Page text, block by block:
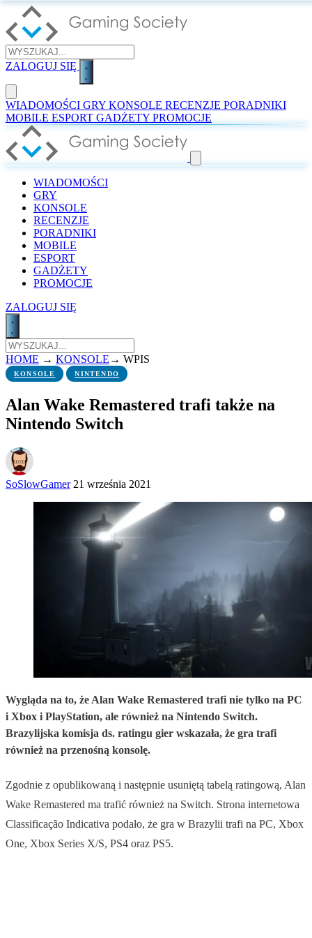
ZALOGUJ SIĘ
WIADOMOŚCI GRY KONSOLE RECENZJE PORADNIKI
MOBILE ESPORT GADŻETY PROMOCJE
WIADOMOŚCI
GRY
KONSOLE
RECENZJE
PORADNIKI
MOBILE
ESPORT
GADŻETY
PROMOCJE
ZALOGUJ SIĘ
HOME → KONSOLE → WPIS
KONSOLE NINTENDO
Alan Wake Remastered trafi także na
Nintendo Switch
SoSlowGamer 21 września 2021
Wygląda na to, że Alan Wake Remastered trafi nie tylko na PC
i Xbox i PlayStation, ale również na Nintendo Switch.
Brazylijska komisja ds. ratingu gier wskazała, że gra trafi
również na przenośną konsolę.
Zgodnie z opublikowaną i następnie usuniętą tabelą ratingową, Alan
Wake Remastered ma trafić również na Switch. Strona internetowa
Classificação Indicativa podało, że gra w Brazylii trafi na PC, Xbox
One, Xbox Series X/S, PS4 oraz PS5.